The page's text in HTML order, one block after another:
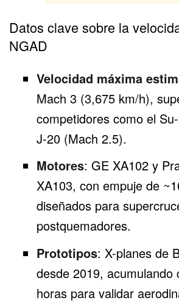
Datos clave sobre la
NGAD
Velocidad máxima
Mach 3 (3,675 km/h),
competidores como el
J-20 (Mach 2.5).
Motores: GE XA102 y
XA103, con empuje de
diseñados para
postquemadores.
Prototipos: X-planes de
desde 2019, acumulando
horas para validar